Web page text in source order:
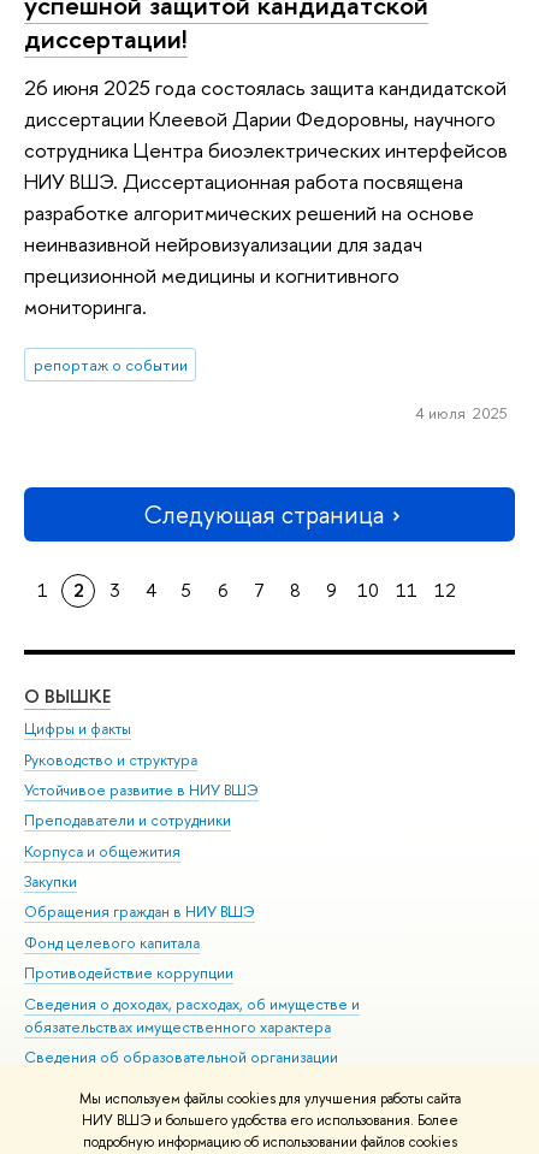
Мы используем файлы cookies для улучшения работы сайта
НИУ ВШЭ и большего удобства его использования. Более
подробную информацию об использовании файлов cookies
диссертации!
26 июня 2025 года состоялась защита кандидатской
диссертации Клеевой Дарии Федоровны, научного
сотрудника Центра биоэлектрических интерфейсов
НИУ ВШЭ. Диссертационная работа посвящена
разработке алгоритмических решений на основе
неинвазивной нейровизуализации для задач
прецизионной медицины и когнитивного
мониторинга.
репортаж о событии
4 июля 2025
Следующая страница
1 2 3 4 5 6 7 8 9 10 11 12
О ВЫШКЕ
Цифры и факты
Руководство и структура
Устойчивое развитие в НИУ ВШЭ
Преподаватели и сотрудники
Корпуса и общежития
Закупки
Обращения граждан в НИУ ВШЭ
Фонд целевого капитала
Противодействие коррупции
Сведения о доходах, расходах, об имуществе и
обязательствах имущественного характера
Сведения об образовательной организации
Людям с ограниченными возможностями здоровья
Единая платежная страница
Работа в Вышке